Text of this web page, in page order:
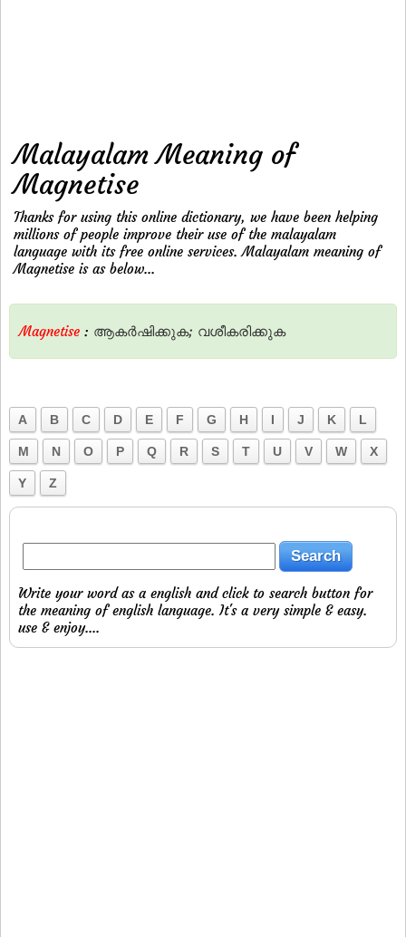
Malayalam Meaning of
Magnetise
Thanks for using this online dictionary, we have been helping
millions of people improve their use of the malayalam
language with its free online services. Malayalam meaning of
Magnetise is as below...
Magnetise : ആകര്‍ഷിക്കുക; വശീകരിക്കുക
A B C D E F G H I J K L
M N O P Q R S T U V W X
Y Z
Write your word as a english and click to search button for
the meaning of english language. It's a very simple & easy.
use & enjoy....